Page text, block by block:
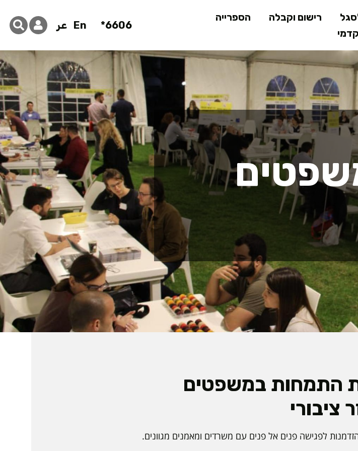
לתוכן
המרכזי
רישום וקבלה
הספרייה
6606*
En عر
התמחות במשפטים
ציבורי
לפגישה פנים אל פנים עם משרדים ומאמנים מגוונים.